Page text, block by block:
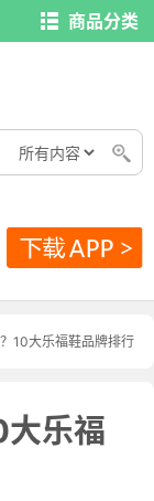
商品分类
10大乐福鞋品牌排行
乐福